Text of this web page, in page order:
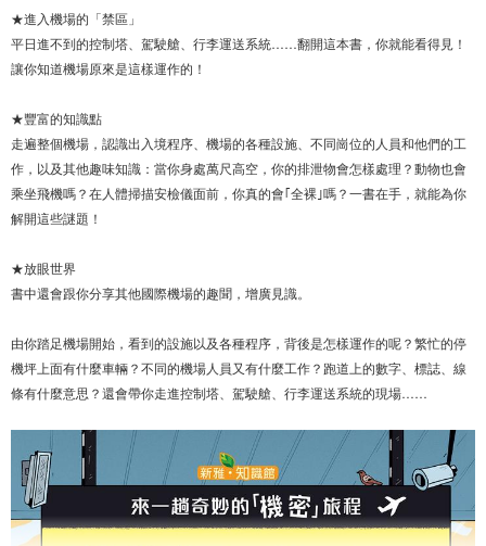
★進入機場的「禁區」
平日進不到的控制塔、駕駛艙、行李運送系統……翻開這本書，你就能看得見！
讓你知道機場原來是這樣運作的！
★豐富的知識點
走遍整個機場，認識出入境程序、機場的各種設施、不同崗位的人員和他們的工
作，以及其他趣味知識：當你身處萬尺高空，你的排泄物會怎樣處理？動物也會
乘坐飛機嗎？在人體掃描安檢儀面前，你真的會｢全裸｣嗎？一書在手，就能為你
解開這些謎題！
★放眼世界
書中還會跟你分享其他國際機場的趣聞，增廣見識。
由你踏足機場開始，看到的設施以及各種程序，背後是怎樣運作的呢？繁忙的停
機坪上面有什麼車輛？不同的機場人員又有什麼工作？跑道上的數字、標誌、線
條有什麼意思？還會帶你走進控制塔、駕駛艙、行李運送系統的現場……